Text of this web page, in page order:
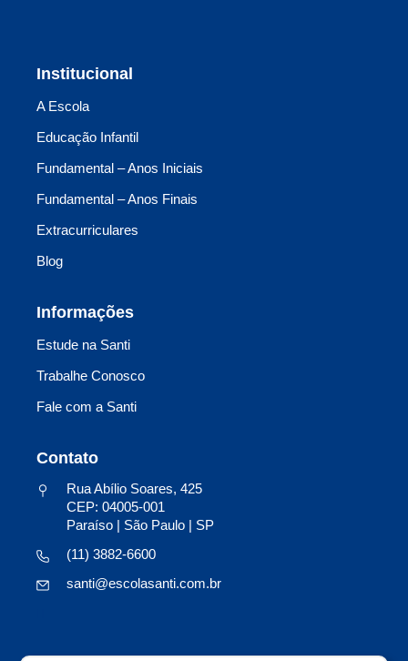
Institucional
A Escola
Educação Infantil
Fundamental – Anos Iniciais
Fundamental – Anos Finais
Extracurriculares
Blog
Informações
Estude na Santi
Trabalhe Conosco
Fale com a Santi
Contato
Rua Abílio Soares, 425
CEP: 04005-001
Paraíso | São Paulo | SP
(11) 3882-6600
santi@escolasanti.com.br